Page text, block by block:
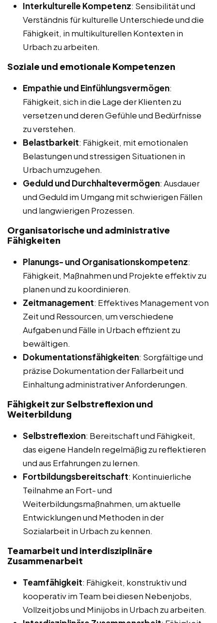
Interkulturelle Kompetenz: Sensibilität und
Verständnis für kulturelle Unterschiede und die
Fähigkeit, in multikulturellen Kontexten in
Urbach zu arbeiten.
Soziale und emotionale Kompetenzen
Empathie und Einfühlungsvermögen:
Fähigkeit, sich in die Lage der Klienten zu
versetzen und deren Gefühle und Bedürfnisse
zu verstehen.
Belastbarkeit: Fähigkeit, mit emotionalen
Belastungen und stressigen Situationen in
Urbach umzugehen.
Geduld und Durchhaltevermögen: Ausdauer
und Geduld im Umgang mit schwierigen Fällen
und langwierigen Prozessen.
Organisatorische und administrative
Fähigkeiten
Planungs- und Organisationskompetenz:
Fähigkeit, Maßnahmen und Projekte effektiv zu
planen und zu koordinieren.
Zeitmanagement: Effektives Management von
Zeit und Ressourcen, um verschiedene
Aufgaben und Fälle in Urbach effizient zu
bewältigen.
Dokumentationsfähigkeiten: Sorgfältige und
präzise Dokumentation der Fallarbeit und
Einhaltung administrativer Anforderungen.
Fähigkeit zur Selbstreflexion und
Weiterbildung
Selbstreflexion: Bereitschaft und Fähigkeit,
das eigene Handeln regelmäßig zu reflektieren
und aus Erfahrungen zu lernen.
Fortbildungsbereitschaft: Kontinuierliche
Teilnahme an Fort- und
Weiterbildungsmaßnahmen, um aktuelle
Entwicklungen und Methoden in der
Sozialarbeit in Urbach zu kennen.
Teamarbeit und interdisziplinäre
Zusammenarbeit
Teamfähigkeit: Fähigkeit, konstruktiv und
kooperativ im Team bei diesen Nebenjobs,
Vollzeitjobs und Minijobs in Urbach zu arbeiten.